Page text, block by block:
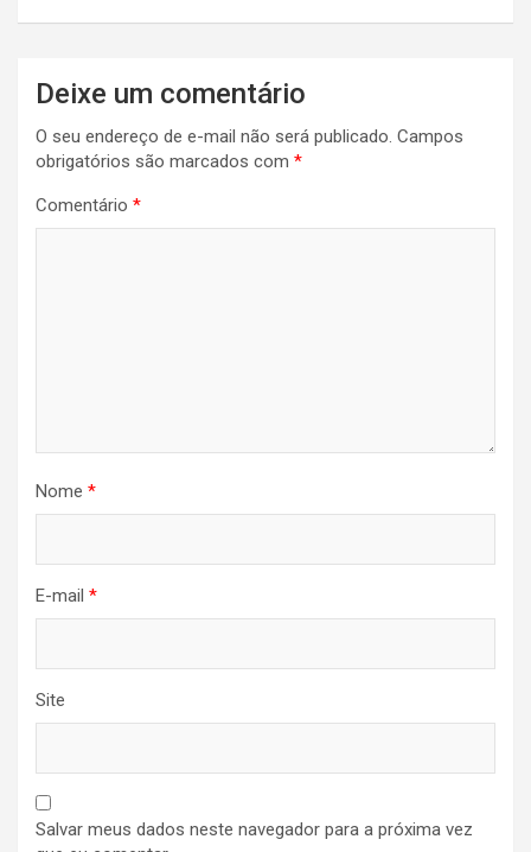
Deixe um comentário
O seu endereço de e-mail não será publicado. Campos
obrigatórios são marcados com *
Comentário *
Nome *
E-mail *
Site
Salvar meus dados neste navegador para a próxima vez